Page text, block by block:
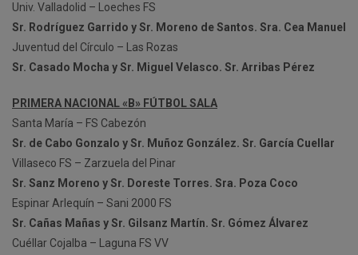
Univ. Valladolid – Loeches FS
Sr. Rodríguez Garrido y Sr. Moreno de Santos. Sra. Cea Manuel
Juventud del Círculo – Las Rozas
Sr. Casado Mocha y Sr. Miguel Velasco. Sr. Arribas Pérez
PRIMERA NACIONAL «B» FÚTBOL SALA
Santa María – FS Cabezón
Sr. de Cabo Gonzalo y Sr. Muñoz González. Sr. García Cuellar
Villaseco FS – Zarzuela del Pinar
Sr. Sanz Moreno y Sr. Doreste Torres. Sra. Poza Coco
Espinar Arlequín – Sani 2000 FS
Sr. Cañas Mañas y Sr. Gilsanz Martín. Sr. Gómez Álvarez
Cuéllar Cojalba – Laguna FS VV